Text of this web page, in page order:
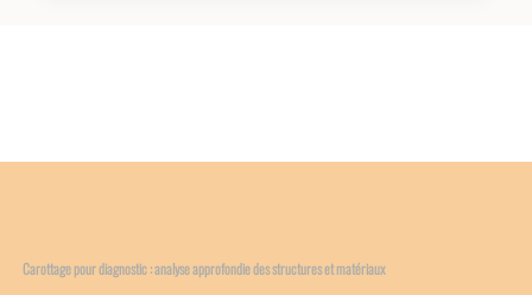
Carottage pour diagnostic : analyse approfondie des structures et matériaux